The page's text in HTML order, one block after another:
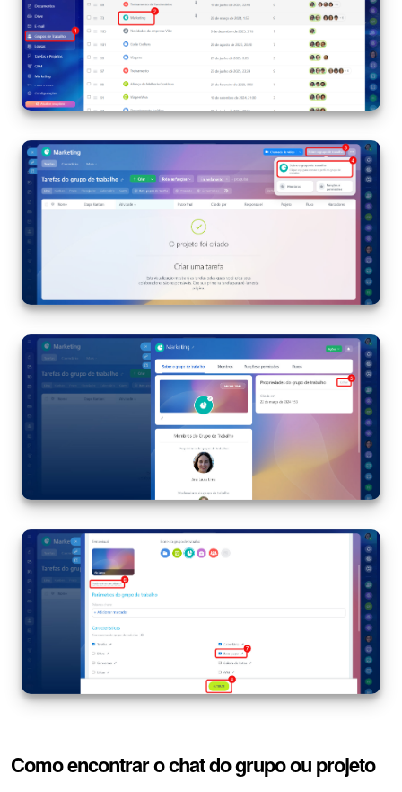
Como encontrar o chat do grupo ou projeto